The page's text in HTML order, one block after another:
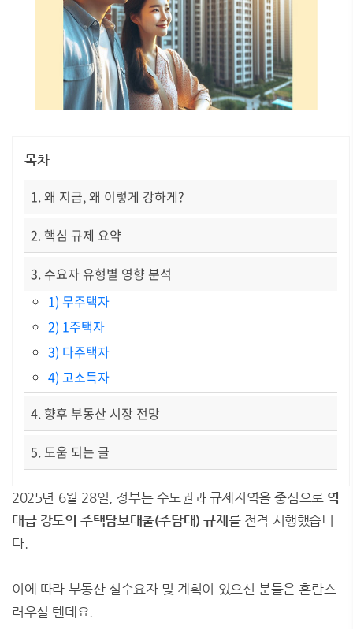
목차
1. 왜 지금, 왜 이렇게 강하게?
2. 핵심 규제 요약
3. 수요자 유형별 영향 분석
1) 무주택자
2) 1주택자
3) 다주택자
4) 고소득자
4. 향후 부동산 시장 전망
5. 도움 되는 글
2025년 6월 28일, 정부는 수도권과 규제지역을 중심으로 역
대급 강도의 주택담보대출(주담대) 규제 를 전격 시행했습니
다.
이에 따라 부동산 실수요자 및 계획이 있으신 분들은 혼란스
러우실 텐데요.